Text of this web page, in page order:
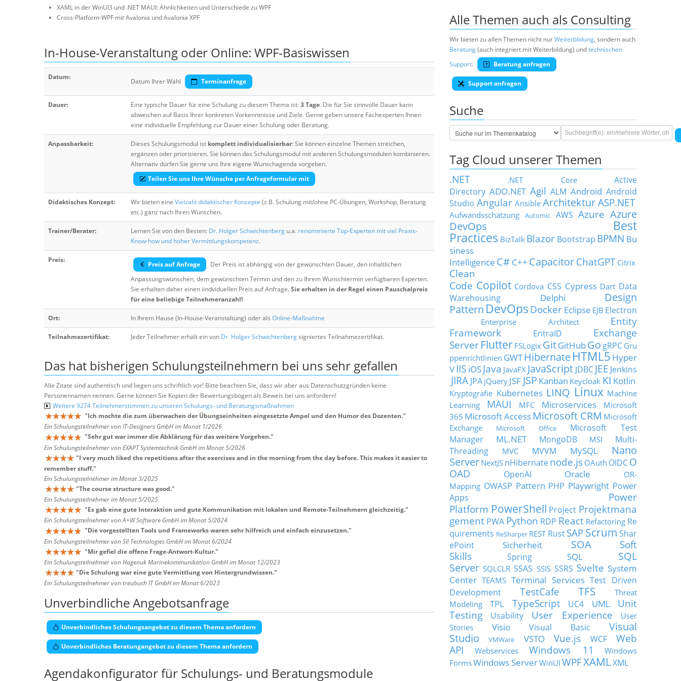
XAML in der WinUI3 und .NET MAUI: Ähnlichkeiten und Unterschiede zu WPF
Cross-Platform-WPF mit Avalonia und Avalonia XPF
In-House-Veranstaltung oder Online: WPF-Basiswissen
Datum:
Datum Ihrer Wahl Terminanfrage
Dauer: Eine typische Dauer für eine Schulung zu diesem Thema ist:3 Tage. Die für Sie sinnvolle Dauer kann
abweichen auf Basis Ihrer konkreten Vorkenntnisse und Ziele. Gerne geben unsere Fachexperten Ihnen
eine individuelle Empfehlung zur Dauer einer Schulung oder Beratung.
Anpassbarkeit: Dieses Schulungsmodul ist komplett individualisierbar: Sie können einzelne Themen streichen,
ergänzen oder priorisieren. Sie können das Schulungsmodul mit anderen Schulungsmodulen kombinieren.
Alternativ dürfen Sie gerne uns Ihre eigene Wunschagenda vorgeben.
Teilen Sie uns Ihre Wünsche per Anfrageformular mit
Didaktisches Konzept: Wir bieten eine Vielzahl didaktischer Konzepte (z.B. Schulung mit/ohne PC-Übungen, Workshop, Beratung
etc.) ganz nach Ihren Wünschen.
Trainer/Berater: Lernen Sie von den Besten: Dr. Holger Schwichtenberg u.a. renommierte Top-Experten mit viel Praxis-
Know-how und hoher Vermittlungskompetenz.
Preis:
Preis auf Anfrage
Der Preis ist abhängig von der gewünschten Dauer, den inhaltlichen
Anpassungswünschen, dem gewünschten Termin und den zu Ihrem Wunschtermin verfügbaren Experten.
Sie erhalten daher einen iindviduellen Preis auf Anfrage.Sie erhalten in der Regel einen Pauschalpreis
für eine beliebige Teilnehmeranzahl!
Ort: In Ihrem Hause (In-House-Veranstaltung) oder als Online-Maßnahme
Teilnahmezertifikat: Jeder Teilnehmer erhält ein von Dr. Holger Schwichtenbergsigniertes Teilnahmezertifikat.
Das hat bisherigen Schulungsteilnehmern bei uns sehr gefallen
Alle Zitate sind authentisch und liegen uns schriftlich vor! Bitte beachten Sie, dass wir aber aus Datenschutzgründen keine
Personennamen nennen. Gerne können Sie Kopien der Bewertungsbögen als Beweis bei uns anfordern!
Weitere 9274 Teilnehmerstimmen zu unseren Schulungs- und Beratungsmaßnahmen
"Ich mochte die zum überwachen der Übungseinheiten eingesetzte Ampel und den Humor des Dozenten."
Ein Schulungsteilnehmer von IT-Designers GmbH im Monat 1/2026
"Sehr gut war immer die Abklärung für das weitere Vorgehen."
Ein Schulungsteilnehmer von EXAPT Systemtechnik GmbH im Monat 5/2026
"I very much liked the repetitions after the exercises and in the morning from the day before. This makes it easier to
remember stuff."
Ein Schulungsteilnehmer im Monat 3/2025
"The course structure was good."
Ein Schulungsteilnehmer im Monat 5/2025
"Es gab eine gute Interaktion und gute Kommunikation mit lokalen und Remote-Teilnehmern gleichzeitig."
Ein Schulungsteilnehmer von A+W Software GmbH im Monat 5/2024
"Die vorgestellten Tools und Frameworks waren sehr hilfreich und einfach einzusetzen."
Ein Schulungsteilnehmer von SII Technologies GmbH im Monat 6/2024
"Mir gefiel die offene Frage-Antwort-Kultur."
Ein Schulungsteilnehmer von Hagenuk Marinekommunikation GmbH im Monat 12/2023
"Die Schulung war eine gute Vermittlung von Hintergrundwissen."
Ein Schulungsteilnehmer von treubuch IT GmbH im Monat 6/2023
Unverbindliche Angebotsanfrage
Unverbindliches Schulungsangebot zu diesem Thema anfordern
Unverbindliches Beratungangebot zu diesem Thema anfordern
Agendakonfigurator für Schulungs- und Beratungsmodule
Alle Themen auch als Consulting
Wir bieten zu allen Themen nicht nurWeiterbildung, sondern auch
Beratung(auch integriert mit Weiterbildung) undtechnischen
Support. Beratung anfragen
Support anfragen
Suche
Tag Cloud unserer Themen
.NET .NET Core
Active
Directory ADO.NET Agil ALM Android Android
Studio Angular Ansible Architektur ASP.NET
Aufwandsschätzung Automic AWS Azure Azure
DevOps
Best
Practices BizTalk Blazor Bootstrap BPMN Bu
siness
Intelligence C# C++ Capacitor ChatGPT Citrix
Clean
Code Copilot Cordova CSS Cypress Dart Data
Warehousing
Delphi
Design
Pattern DevOps Docker Eclipse EJB Electron
Enterprise Architect
Entity
Framework
EntraID
Exchange
Server Flutter FSLogix GitGitHubGo gRPC Gru
ppenrichtlinien GWT HibernateHTML5 Hyper
VIIS iOSJava JavaFX JavaScript JDBC JEE Jenkins
JIRA JPA jQuery JSF JSP Kanban Keycloak KI Kotlin
Kryptografie Kubernetes LINQ Linux Machine
Learning
MAUI MFC Microservices
Microsoft
365 Microsoft Access Microsoft CRM Microsoft
Exchange
Microsoft Office
Microsoft Test
Manager
ML.NET MongoDB MSI
Multi-
Threading
MVC MVVM MySQL
Nano
Server NextJS nHibernatenode.js OAuth OIDCO
OAD
OpenAI Oracle
OR-
Mapping OWASP Pattern PHP Playwright Power
Apps
Power
Platform PowerShell Project Projektmana
gement PWA Python RDP React Refactoring Re
quirements ReSharper REST Rust SAP Scrum Shar
ePoint
Sicherheit SOA
Soft
Skills
Spring SQL
SQL
Server SQLCLR SSAS SSIS SSRS Svelte System
Center TEAMS Terminal Services Test Driven
Development
TestCafe TFS
Threat
Modeling
TPL TypeScript UC4 UML
Unit
Testing
Usability User Experience
User
Stories
Visio Visual Basic
Visual
Studio
VMWare VSTO Vue.js WCF
Web
API
Webservices Windows 11
Windows
FormsWindows ServerWinUI WPFXAMLXML